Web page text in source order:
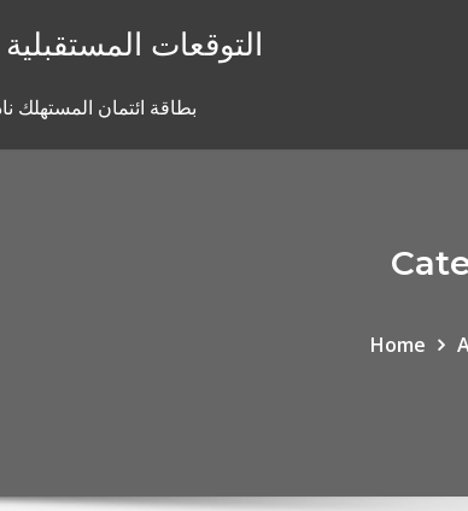
التوقعات
بطاقة ائتمان المستهلك
Home